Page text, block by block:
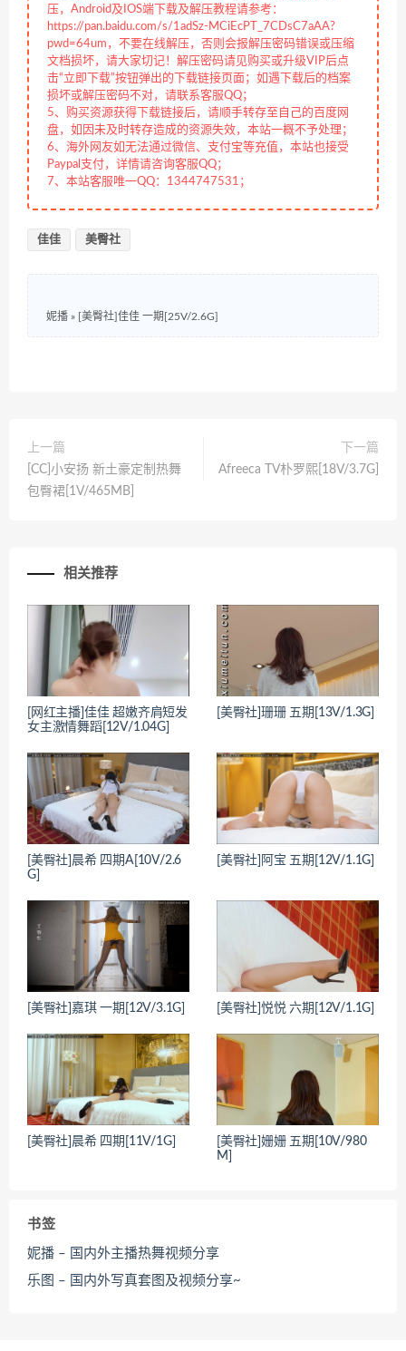
压，Android及IOS端下载及解压教程请参考：
https://pan.baidu.com/s/1adSz-MCiEcPT_7CDsC7aAA?
pwd=64um，不要在线解压，否则会报解压密码错误或压缩
文档损坏，请大家切记！解压密码请见购买或升级VIP后点
击“立即下载”按钮弹出的下载链接页面；如遇下载后的档案
损坏或解压密码不对，请联系客服QQ；
5、购买资源获得下载链接后，请顺手转存至自己的百度网
盘，如因未及时转存造成的资源失效，本站一概不予处理；
6、海外网友如无法通过微信、支付宝等充值，本站也接受
Paypal支付，详情请咨询客服QQ；
7、本站客服唯一QQ：1344747531；
佳佳 美臀社
妮播 » [美臀社]佳佳 一期[25V/2.6G]
上一篇
[CC]小安扬 新土豪定制热舞
包臀裙[1V/465MB]
下一篇
Afreeca TV朴罗熙[18V/3.7G]
相关推荐
[网红主播]佳佳 超嫩齐肩短发
女主激情舞蹈[12V/1.04G]
[美臀社]珊珊 五期[13V/1.3G]
[美臀社]晨希 四期A[10V/2.6
G]
[美臀社]阿宝 五期[12V/1.1G]
[美臀社]嘉琪 一期[12V/3.1G] [美臀社]悦悦 六期[12V/1.1G]
[美臀社]晨希 四期[11V/1G]
[美臀社]姗姗 五期[10V/980
M]
书签
妮播 – 国内外主播热舞视频分享
乐图 – 国内外写真套图及视频分享~